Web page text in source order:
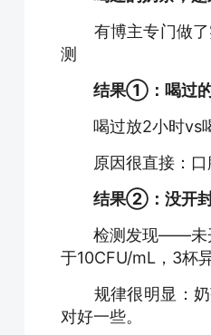
有博主专门做了
测
结果①：喝过
喝过放2小时vs喝
原因很直接：口
结果②：没开
检测发现——未开
于10CFU/mL，3杯
规律很明显：奶
对好一些。